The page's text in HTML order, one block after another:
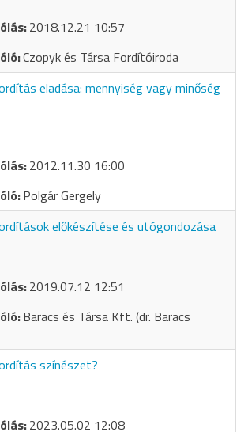
2018.12.21 10:57
Czopyk és Társa Fordítóiroda
eladása: mennyiség vagy minőség
2012.11.30 16:00
Polgár Gergely
előkészítése és utógondozása
2019.07.12 12:51
Baracs és Társa Kft. (dr. Baracs
színészet?
2023.05.02 12:08